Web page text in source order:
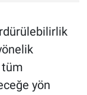
tüm
yön